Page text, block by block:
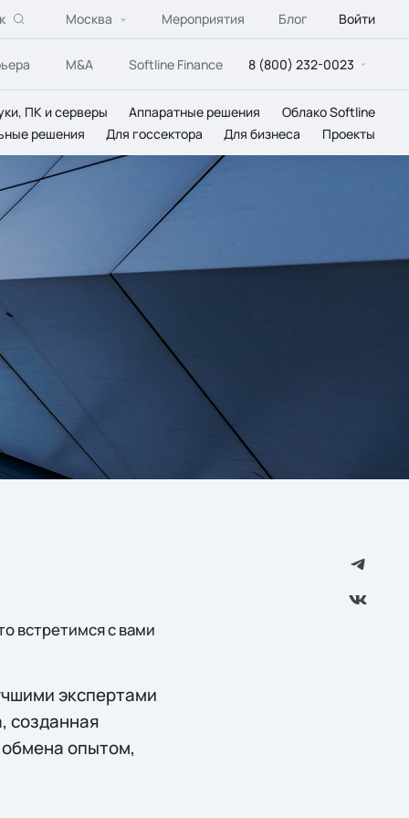
Москва Мероприятия Блог Войти
M&A Softline Finance 8 (800) 232-0023
ПК и серверы Аппаратные решения
Облако Softline
решения Для госсектора Для бизнеса Проекты
встретимся с вами
экспертами
созданная
опытом,